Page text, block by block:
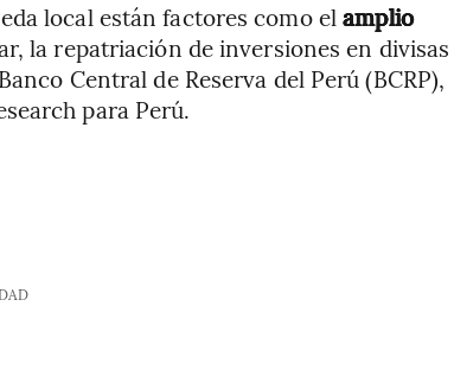
local están factores como elamplio
la repatriación de inversiones en divisas
Central de Reserva del Perú (BCRP),
para Perú.